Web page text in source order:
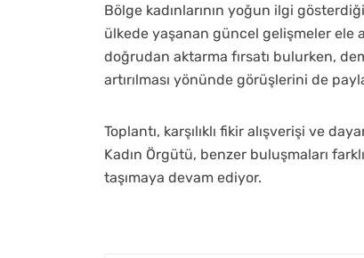
Bölge kadınlarının yoğun ilgi
ülkede yaşanan güncel gelişmeler ele
doğrudan aktarma fırsatı bulurken,
artırılması yönünde görüşlerini de
Toplantı, karşılıklı fikir alışverişi ve
Kadın Örgütü, benzer buluşmaları
taşımaya devam ediyor.